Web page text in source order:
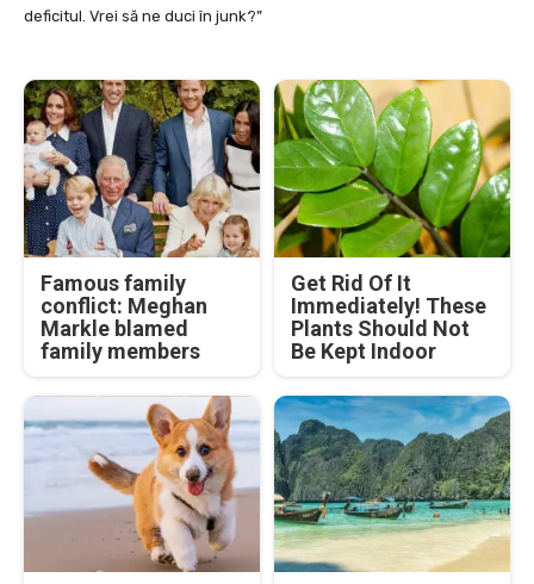
deficitul. Vrei să ne duci în junk?”
Famous family
conflict: Meghan
Markle blamed
family members
Get Rid Of It
Immediately! These
Plants Should Not
Be Kept Indoor